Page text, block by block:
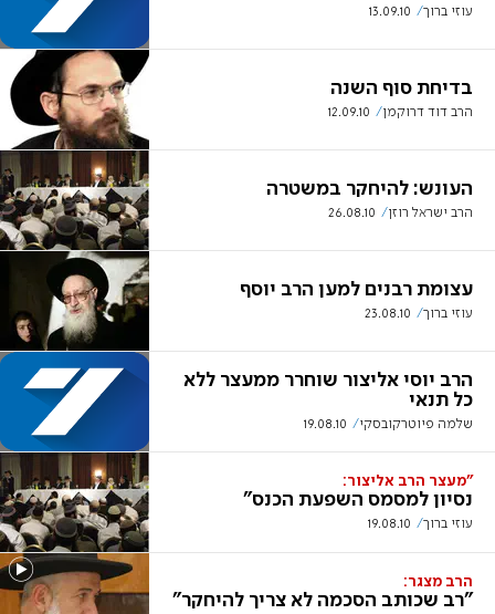
עוזי ברוך 13.09.10
בדיחת סוף השנה
הרב דוד דרוקמן 12.09.10
העונש: להיחקר במשטרה
הרב ישראל רוזן 26.08.10
עצומת רבנים למען הרב יוסף
עוזי ברוך 23.08.10
הרב יוסי אליצור שוחרר ממעצר ללא
כל תנאי
שלמה פיוטרקובסקי 19.08.10
"מעצר הרב אליצור:
נסיון למסמס השפעת הכנס"
עוזי ברוך 19.08.10
הרב מצגר:
"רב שכותב הסכמה לא צריך להיחקר"